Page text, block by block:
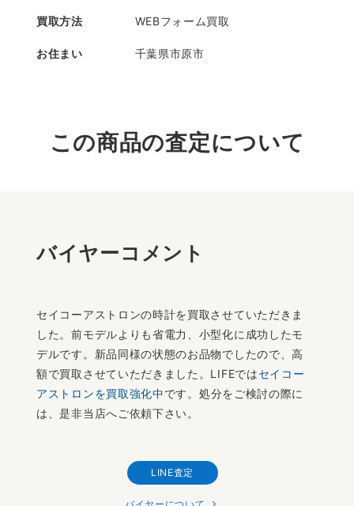
買取方法 WEBフォーム買取
お住まい 千葉県市原市
この商品の査定について
バイヤーコメント
セイコーアストロンの時計を買取させていただきま
した。前モデルよりも省電力、小型化に成功したモ
デルです。新品同様の状態のお品物でしたので、高
額で買取させていただきました。LIFEではセイコー
アストロンを買取強化中です。処分をご検討の際に
は、是非当店へご依頼下さい。
LINE査定